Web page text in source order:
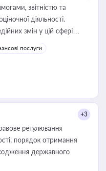
звітністю та
діяльності.
змін у цій сфері
юриста або
приватизації, оренди
угод і перевірки
послуги
+3
регулювання
порядок отримання
державного